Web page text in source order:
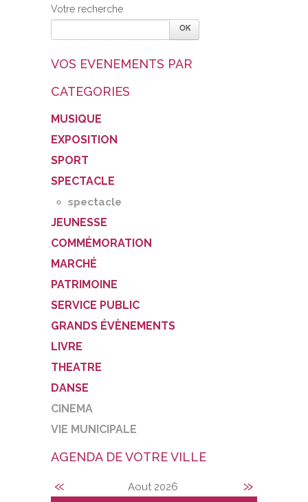
Votre recherche
VOS EVENEMENTS PAR
CATEGORIES
MUSIQUE
EXPOSITION
SPORT
SPECTACLE
spectacle
JEUNESSE
COMMÉMORATION
MARCHÉ
PATRIMOINE
SERVICE PUBLIC
GRANDS ÉVÈNEMENTS
LIVRE
THEATRE
DANSE
CINEMA
VIE MUNICIPALE
AGENDA DE VOTRE VILLE
« Aout 2026 »